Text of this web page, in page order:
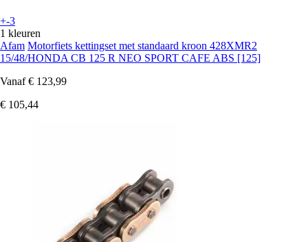
+-3
1 kleuren
Afam Motorfiets kettingset met standaard kroon 428XMR2
15/48/HONDA CB 125 R NEO SPORT CAFE ABS [125]
Vanaf € 123,99
€ 105,44